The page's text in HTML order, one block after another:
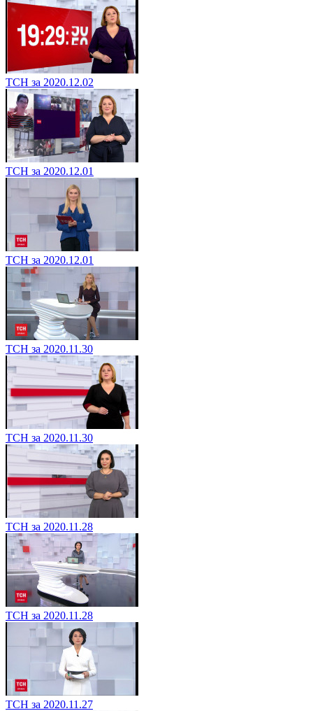
ТСН за 2020.12.02
ТСН за 2020.12.01
ТСН за 2020.12.01
ТСН за 2020.11.30
ТСН за 2020.11.30
ТСН за 2020.11.28
ТСН за 2020.11.28
ТСН за 2020.11.27